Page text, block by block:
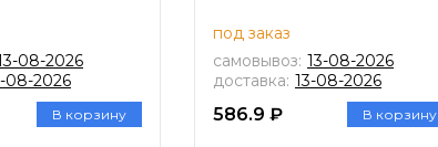
08-2026
08-2026
В корзину
под заказ
самовывоз: 13-08-2026
доставка: 13-08-2026
586.9 ₽ В корзину